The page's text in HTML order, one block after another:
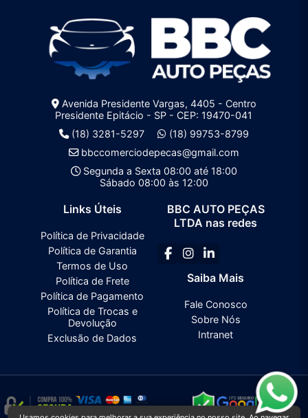
Avenida Presidente Vargas, 4405 - Centro
Presidente Epitácio - SP - CEP: 19470-041
(18) 3281-5297
(18) 99753-8799
bbccomerciodepecas@gmail.com
Segunda a Sexta 08:00 até 18:00
Sábado 08:00 às 12:00
Links Úteis
Política de Privacidade
Política de Garantia
Termos de Uso
Política de Frete
Política de Pagamento
Política de Trocas e
Devolução
Exclusão de Dados
BBC AUTO PEÇAS
LTDA nas redes
Saiba Mais
Fale Conosco
Sobre Nós
Intranet